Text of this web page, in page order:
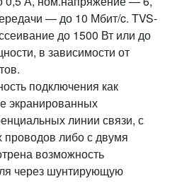
— до 10 Мбит/c. TVS-
до 1500 Вт или до
в зависимости от
подключения как
экранированных
линии связи, с
либо с двумя
возможность
через шунтирующую